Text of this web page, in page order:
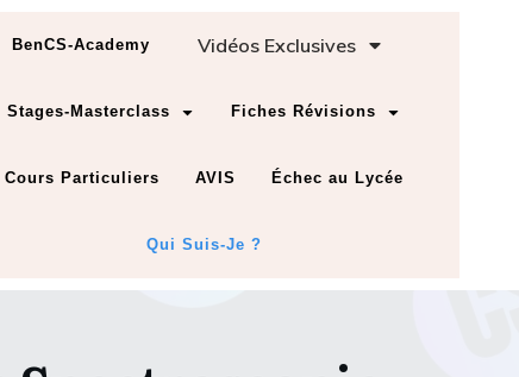
BenCS-Academy Vidéos Exclusives
Stages-Masterclass Fiches Révisions
Cours Particuliers AVIS Échec au Lycée
Qui Suis-Je ?